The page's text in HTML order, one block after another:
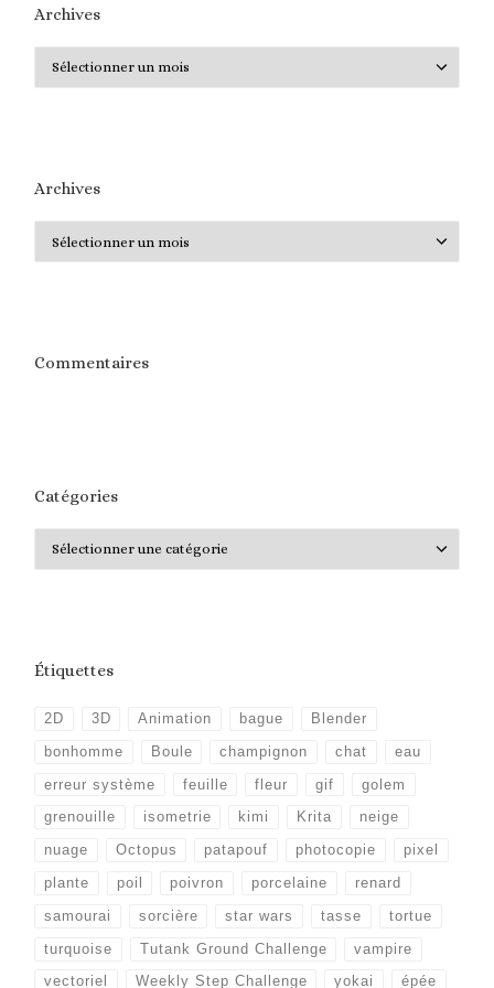
Archives
Archives
Commentaires
Catégories
Étiquettes
2D 3D Animation bague Blender
bonhomme Boule champignon chat eau
erreur système feuille fleur gif golem
grenouille isometrie kimi Krita neige
nuage Octopus patapouf photocopie pixel
plante poil poivron porcelaine renard
samourai sorcière star wars tasse tortue
turquoise Tutank Ground Challenge vampire
vectoriel Weekly Step Challenge yokai épée